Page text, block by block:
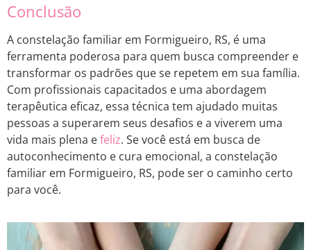
Conclusão
A constelação familiar em Formigueiro, RS, é uma
ferramenta poderosa para quem busca compreender e
transformar os padrões que se repetem em sua família.
Com profissionais capacitados e uma abordagem
terapêutica eficaz, essa técnica tem ajudado muitas
pessoas a superarem seus desafios e a viverem uma
vida mais plena efeliz. Se você está em busca de
autoconhecimento e cura emocional, a constelação
familiar em Formigueiro, RS, pode ser o caminho certo
para você.